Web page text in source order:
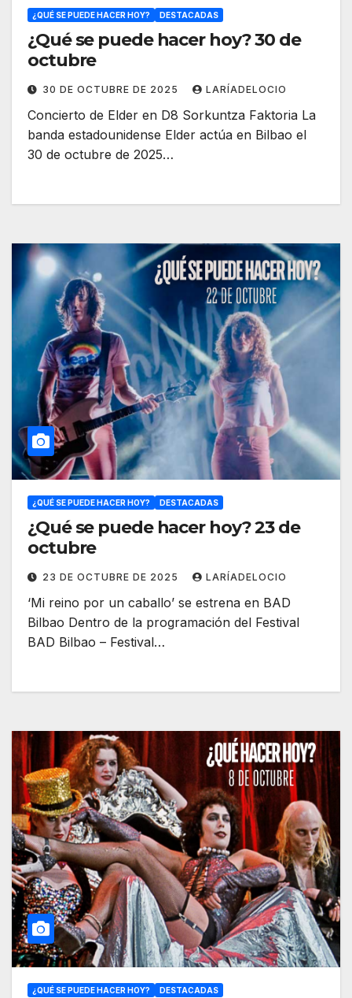
¿QUÉ SE PUEDE HACER HOY? DESTACADAS
¿Qué se puede hacer hoy? 30 de
octubre
30 DE OCTUBRE DE 2025 LARÍADELOCIO
Concierto de Elder en D8 Sorkuntza Faktoria La
banda estadounidense Elder actúa en Bilbao el
30 de octubre de 2025…
¿QUÉ SE PUEDE HACER HOY? DESTACADAS
¿Qué se puede hacer hoy? 23 de
octubre
23 DE OCTUBRE DE 2025 LARÍADELOCIO
‘Mi reino por un caballo’ se estrena en BAD
Bilbao Dentro de la programación del Festival
BAD Bilbao – Festival…
¿QUÉ SE PUEDE HACER HOY? DESTACADAS